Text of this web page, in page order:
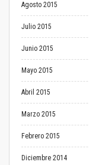
Agosto 2015
Julio 2015
Junio 2015
Mayo 2015
Abril 2015
Marzo 2015
Febrero 2015
Diciembre 2014